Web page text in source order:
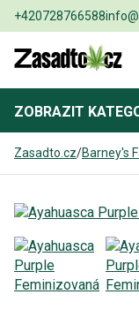
+420728766588
ZOBRAZIT
Zasadto.cz/Barney's